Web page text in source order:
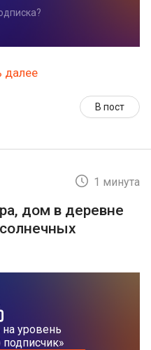
далее
В пост
1 минута
дом в деревне
уровень